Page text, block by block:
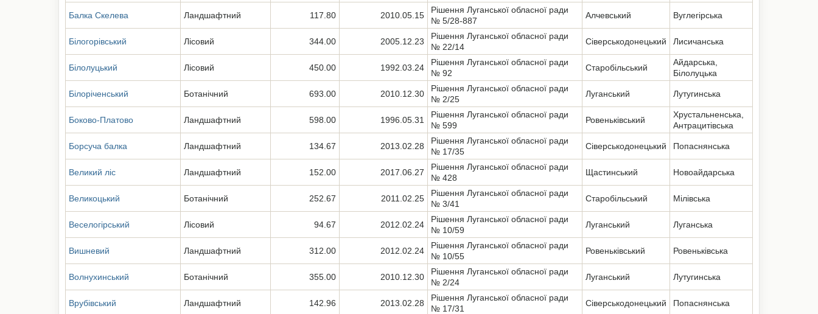
Балка Скелева Ландшафтний 117.80 2010.05.15
Рішення Луганської обласної ради
№ 5/28-887
Алчевський Вуглегірська
Білогорівський Лісовий 344.00 2005.12.23
Рішення Луганської обласної ради
№ 22/14
Сіверськодонецький Лисичанська
Білолуцький Лісовий 450.00 1992.03.24
Рішення Луганської обласної ради
№ 92
Старобільський
Айдарська,
Білолуцька
Білоріченський Ботанічний 693.00 2010.12.30
Рішення Луганської обласної ради
№ 2/25
Луганський Лутугинська
Боково-Платово Ландшафтний 598.00 1996.05.31
Рішення Луганської обласної ради
№ 599
Ровеньківський
Хрустальненська,
Антрацитівська
Борсуча балка Ландшафтний 134.67 2013.02.28
Рішення Луганської обласної ради
№ 17/35
Сіверськодонецький Попаснянська
Великий ліс Ландшафтний 152.00 2017.06.27
Рішення Луганської обласної ради
№ 428
Щастинський Новоайдарська
Великоцький Ботанічний 252.67 2011.02.25
Рішення Луганської обласної ради
№ 3/41
Старобільський Мілівська
Веселогірський Лісовий 94.67 2012.02.24
Рішення Луганської обласної ради
№ 10/59
Луганський Луганська
Вишневий Ландшафтний 312.00 2012.02.24
Рішення Луганської обласної ради
№ 10/55
Ровеньківський Ровеньківська
Волнухинський Ботанічний 355.00 2010.12.30
Рішення Луганської обласної ради
№ 2/24
Луганський Лутугинська
Врубівський Ландшафтний 142.96 2013.02.28
Рішення Луганської обласної ради
№ 17/31
Сіверськодонецький Попаснянська